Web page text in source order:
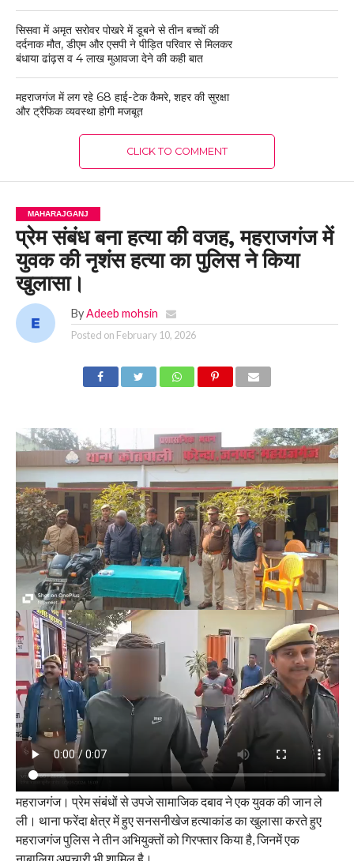
सिसवा में अमृत सरोवर पोखरे में डूबने से तीन बच्चों की
दर्दनाक मौत, डीएम और एसपी ने पीड़ित परिवार से मिलकर
बंधाया ढांढ़स व 4 लाख मुआवजा देने की कही बात
महराजगंज में लग रहे 68 हाई-टेक कैमरे, शहर की सुरक्षा
और ट्रैफिक व्यवस्था होगी मजबूत
CLICK TO COMMENT
MAHARAJGANJ
प्रेम संबंध बना हत्या की वजह, महराजगंज में
युवक की नृशंस हत्या का पुलिस ने किया
खुलासा।
By Adeeb mohsin
Posted on February 10, 2026
महराजगंज। प्रेम संबंधों से उपजे सामाजिक दबाव ने एक युवक की जान ले
ली। थाना फरेंदा क्षेत्र में हुए सनसनीखेज हत्याकांड का खुलासा करते हुए
महराजगंज पुलिस ने तीन अभियुक्तों को गिरफ्तार किया है, जिनमें एक
नाबालिग अपचारी भी शामिल है।